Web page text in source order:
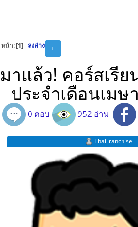
+
หน้า: [1] ลงล่าง
มาแล้ว! คอร์สเรี
ประจำเดือนเมษ
0 ตอบ 952 อ่าน
ThaiFranchise